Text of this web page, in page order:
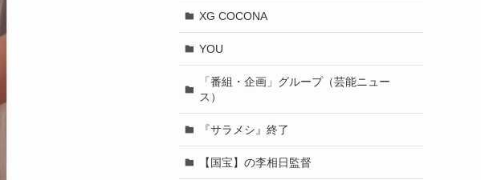
XG COCONA
YOU
「番組・企画」グループ（芸能ニュー
ス）
『サラメシ』終了
【国宝】の李相日監督